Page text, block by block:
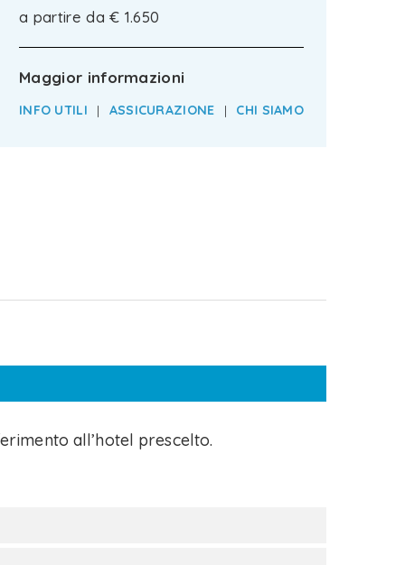
a partire da € 1.650
Maggior informazioni
INFO UTILI | ASSICURAZIONE | CHI SIAMO
all’hotel prescelto.